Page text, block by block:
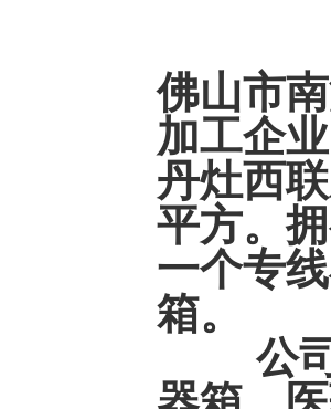
佛山市
加工企
丹灶西
平方。
一个专
箱。
公司